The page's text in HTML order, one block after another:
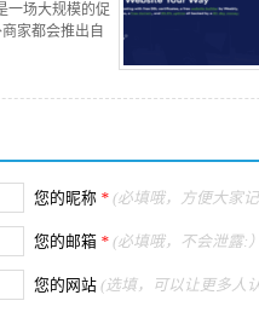
一场大规模的促
家都会推出自
您的昵称 * (必填哦，方便大家
您的邮箱 * (必填哦，不会泄露:
您的网站 (选填，可以让更多人